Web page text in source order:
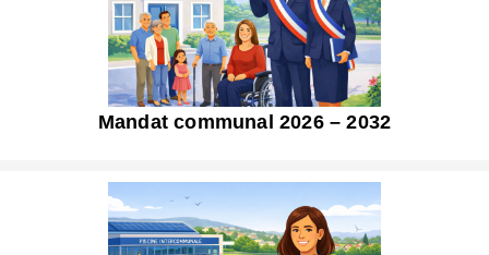
Mandat communal 2026 – 2032